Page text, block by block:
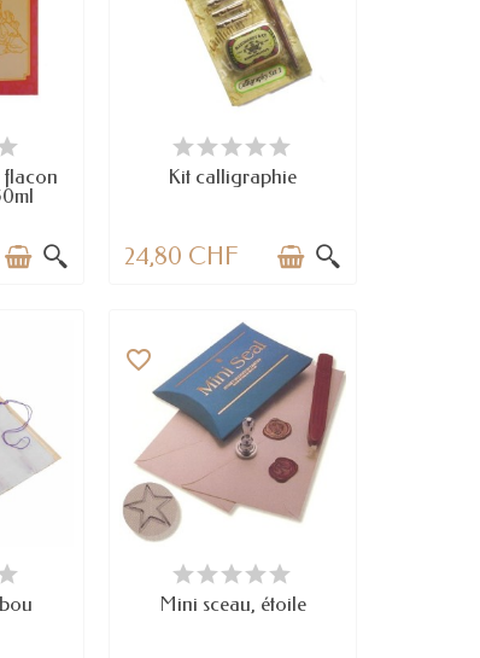
STOCK
flacon
DERNIERS ARTICLES EN STOCK
Kit calligraphie
24,80 CHF
DERNIERS ARTICLES EN STOCK
favorite_border
Mini sceau, étoile